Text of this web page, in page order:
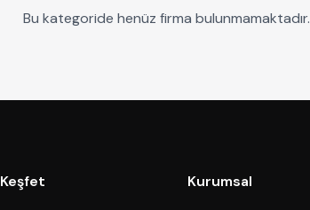
Bu kategoride henüz firma bulunmamaktadır.
Keşfet Kurumsal